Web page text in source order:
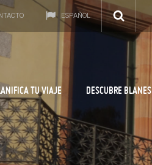
ESPAÑOL
TU VIAJE DESCUBRE BLANES